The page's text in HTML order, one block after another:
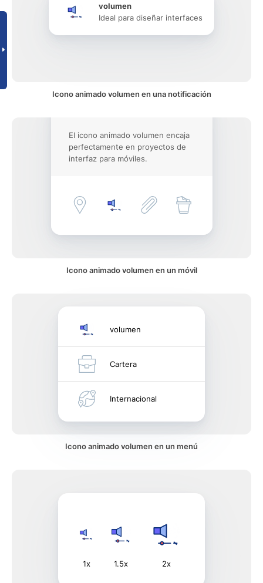
volumen
Ideal para diseñar interfaces
Icono animado volumen en una notificación
El icono animado volumen encaja
perfectamente en proyectos de
interfaz para móviles.
Icono animado volumen en un móvil
volumen
Cartera
Internacional
Icono animado volumen en un menú
1x 1.5x 2x